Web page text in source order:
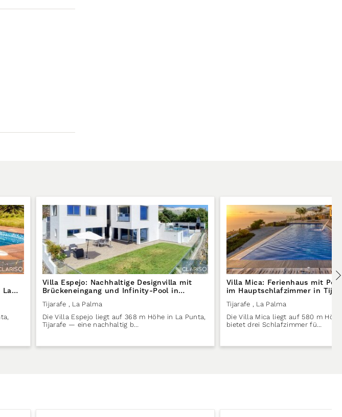
Villa Espejo: Nachhaltige Designvilla mit
Brückeneingang und Infinity-Pool in
Tijarafe auf La Palma
Tijarafe
, La Palma
Die Villa Espejo liegt auf 368 m Höhe in La Punta,
Tijarafe — eine nachhaltig b…
Villa Mica: Ferienhaus mit
im Hauptschlafzimmer in
Palma
Tijarafe
, La Palma
Die Villa Mica liegt auf 580 m
bietet drei Schlafzimmer fü…